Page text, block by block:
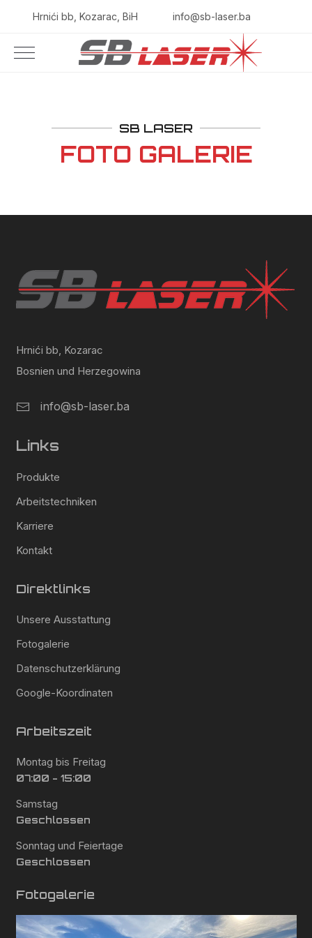
Hrnići bb, Kozarac, BiH info@sb-laser.ba
SB LASER
FOTO GALERIE
Hrnići bb, Kozarac
Bosnien und Herzegowina
info@sb-laser.ba
Links
Produkte
Arbeitstechniken
Karriere
Kontakt
Direktlinks
Unsere Ausstattung
Fotogalerie
Datenschutzerklärung
Google-Koordinaten
Arbeitszeit
Montag bis Freitag
07:00 - 15:00
Samstag
Geschlossen
Sonntag und Feiertage
Geschlossen
Fotogalerie